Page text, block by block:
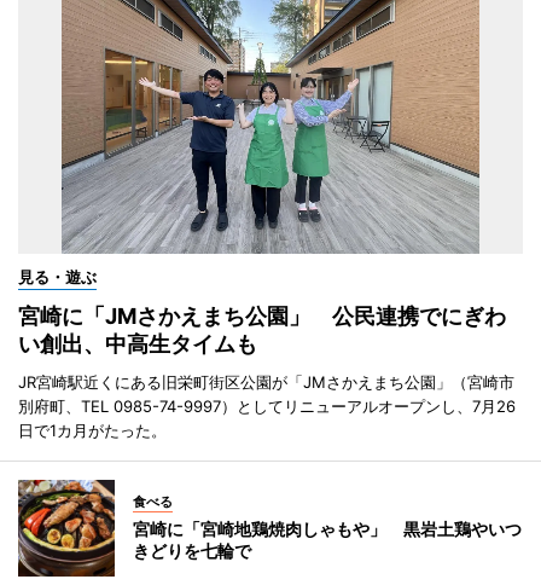
見る・遊ぶ
宮崎に「JMさかえまち公園」 公民連携でにぎわ
い創出、中高生タイムも
JR宮崎駅近くにある旧栄町街区公園が「JMさかえまち公園」（宮崎市
別府町、TEL 0985-74-9997）としてリニューアルオープンし、7月26
日で1カ月がたった。
食べる
宮崎に「宮崎地鶏焼肉しゃもや」 黒岩土鶏やいつ
きどりを七輪で